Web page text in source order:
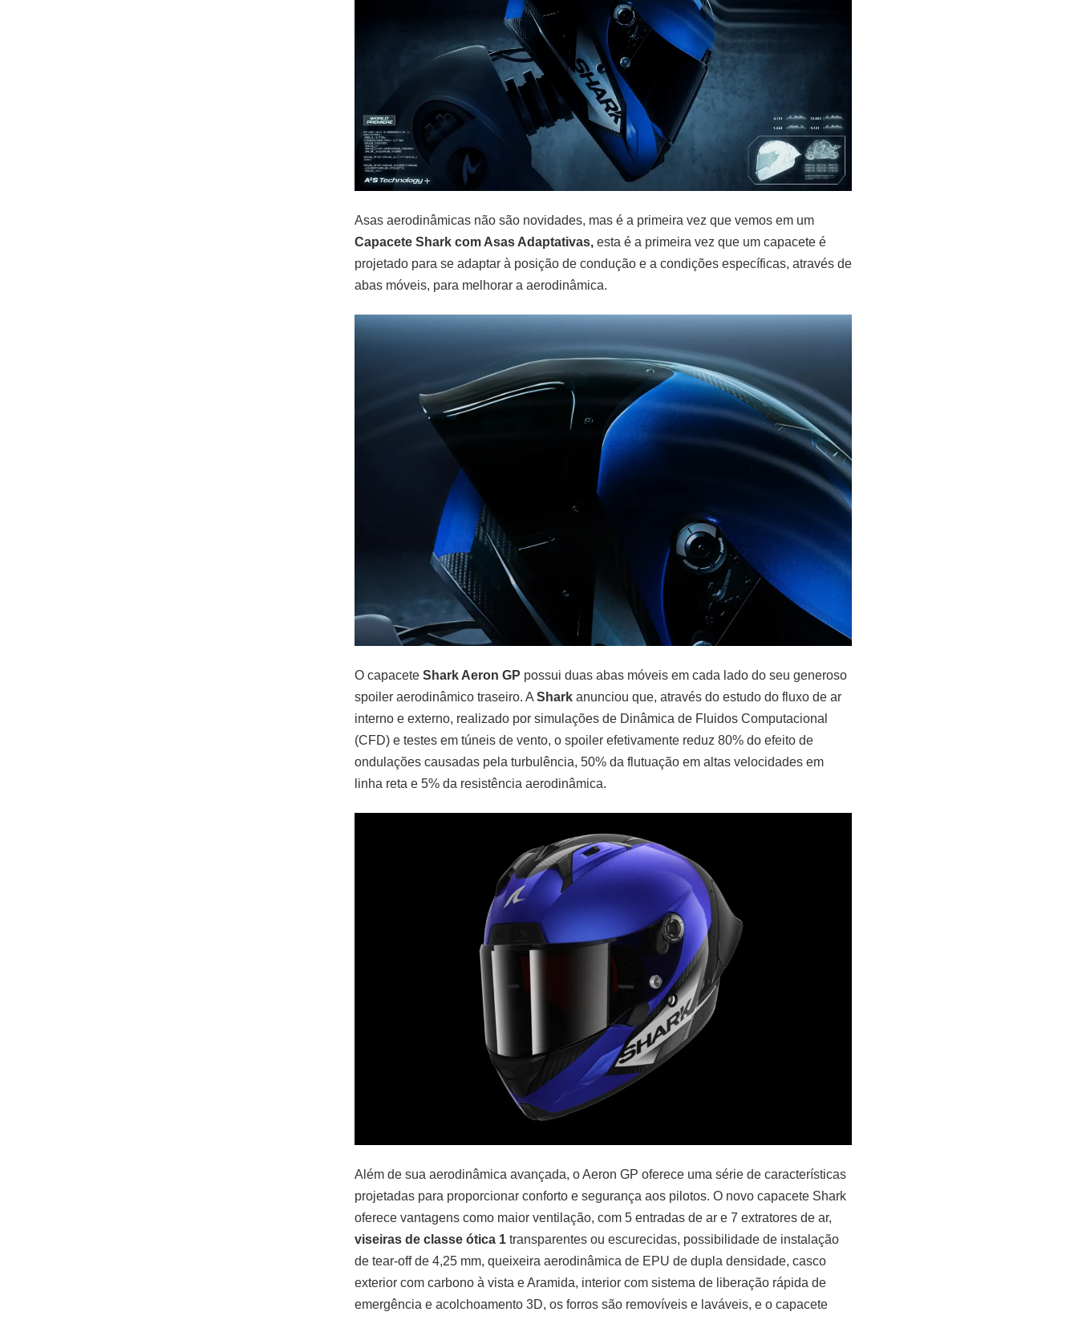
Asas aerodinâmicas não são novidades, mas é a primeira vez que vemos em um
Capacete Shark com Asas Adaptativas, esta é a primeira vez que um capacete é
projetado para se adaptar à posição de condução e a condições específicas, através de
abas móveis, para melhorar a aerodinâmica.
O capacete Shark Aeron GP possui duas abas móveis em cada lado do seu generoso
spoiler aerodinâmico traseiro. A Shark anunciou que, através do estudo do fluxo de ar
interno e externo, realizado por simulações de Dinâmica de Fluidos Computacional
(CFD) e testes em túneis de vento, o spoiler efetivamente reduz 80% do efeito de
ondulações causadas pela turbulência, 50% da flutuação em altas velocidades em
linha reta e 5% da resistência aerodinâmica.
Além de sua aerodinâmica avançada, o Aeron GP oferece uma série de características
projetadas para proporcionar conforto e segurança aos pilotos. O novo capacete Shark
oferece vantagens como maior ventilação, com 5 entradas de ar e 7 extratores de ar,
viseiras de classe ótica 1 transparentes ou escurecidas, possibilidade de instalação
de tear-off de 4,25 mm, queixeira aerodinâmica de EPU de dupla densidade, casco
exterior com carbono à vista e Aramida, interior com sistema de liberação rápida de
emergência e acolchoamento 3D, os forros são removíveis e laváveis, e o capacete